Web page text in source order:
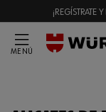
¡REGÍSTRATE
MENÚ